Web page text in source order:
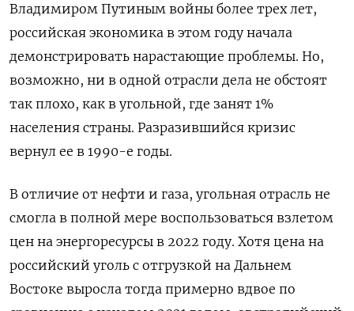
Владимиром Путиным войны более трех лет,
российская экономика в этом году начала
демонстрировать нарастающие проблемы. Но,
возможно, ни в одной отрасли дела не обстоят
так плохо, как в угольной, где занят 1%
населения страны. Разразившийся кризис
вернул ее в 1990-е годы.
В отличие от нефти и газа, угольная отрасль не
смогла в полной мере воспользоваться взлетом
цен на энергоресурсы в 2022 году. Хотя цена на
российский уголь с отгрузкой на Дальнем
Востоке выросла тогда примерно вдвое по